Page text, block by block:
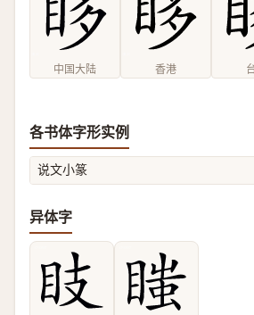
中国大陆 香港
各书体字形实例
说文小篆
异体字